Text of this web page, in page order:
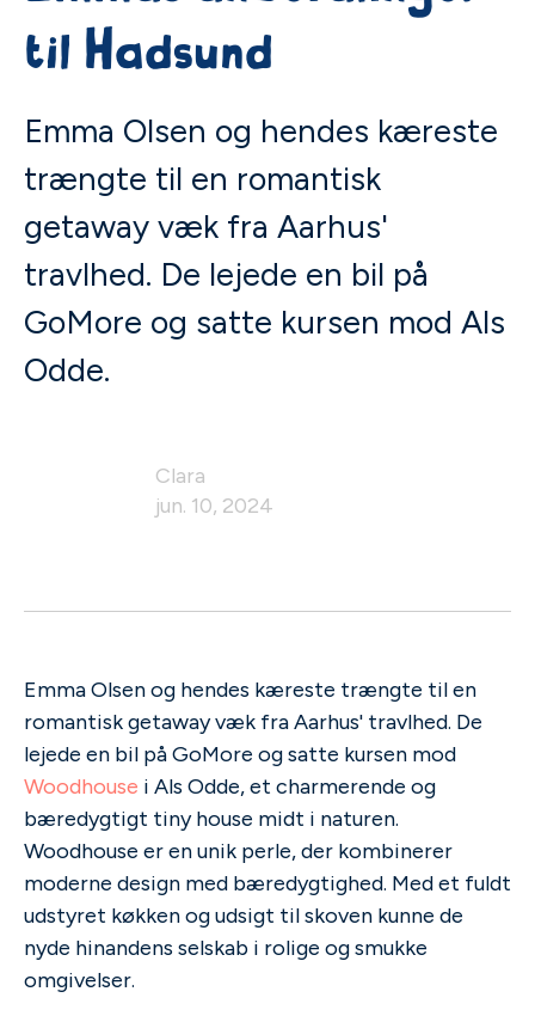
til Hadsund
Emma Olsen og hendes kæreste
trængte til en romantisk
getaway væk fra Aarhus'
travlhed. De lejede en bil på
GoMore og satte kursen mod Als
Odde.
Clara
jun. 10, 2024
Emma Olsen og hendes kæreste trængte til en
romantisk getaway væk fra Aarhus' travlhed. De
lejede en bil på GoMore og satte kursen mod
Woodhouse i Als Odde, et charmerende og
bæredygtigt tiny house midt i naturen.
Woodhouse er en unik perle, der kombinerer
moderne design med bæredygtighed. Med et fuldt
udstyret køkken og udsigt til skoven kunne de
nyde hinandens selskab i rolige og smukke
omgivelser.